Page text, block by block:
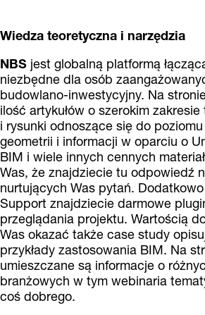
Wiedza teoretyczna i narzędzia
NBS jest globalną platformą
niezbędne dla osób
budowlano-inwestycyjny. Na
ilość artykułów o szerokim
i rysunki odnoszące się do
geometrii i informacji w oparciu o
BIM i wiele innych cennych
Was, że znajdziecie tu odpowiedź
nurtujących Was pytań.
Support znajdziecie darmowe
przeglądania projektu. Wartością
Was okazać także case study
przykłady zastosowania BIM. Na
umieszczane są informacje o
branżowych w tym webinaria
coś dobrego.